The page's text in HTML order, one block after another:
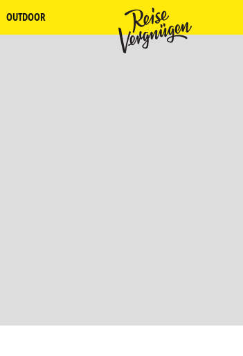
OUTDOOR